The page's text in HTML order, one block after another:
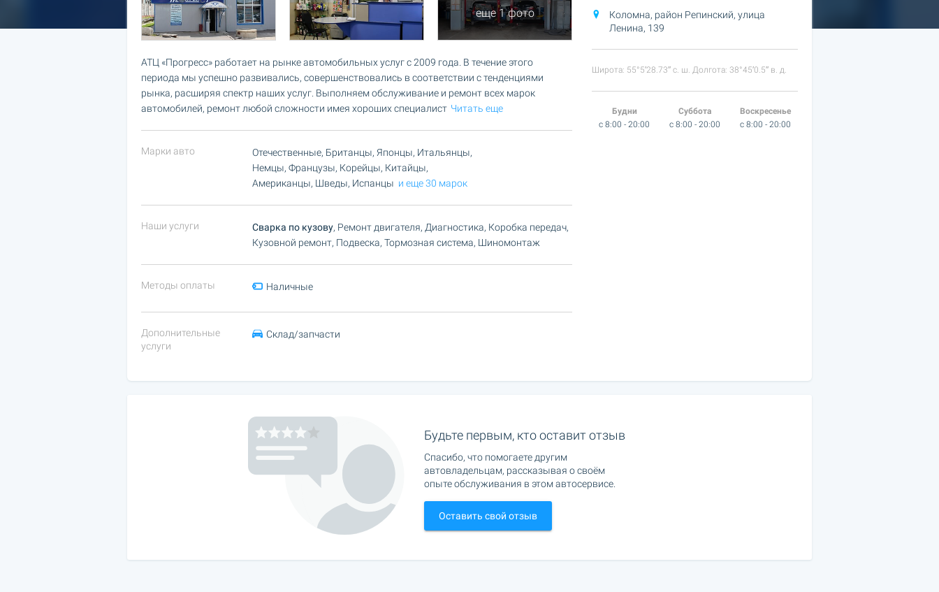
Коломна, район Репинский,улица
Ленина, 139
Широта: 55°5′28.73″ с. ш. Долгота: 38°45′0.5″ в. д.
Будни
c 8:00 - 20:00
Суббота
c 8:00 - 20:00
Воскресенье
c 8:00 - 20:00
еще 1 фото
АТЦ «Прогресс» работает на рынке автомобильных услуг с 2009 года. В течение этого
периода мы успешно развивались, совершенствовались в соответствии с тенденциями
рынка, расширяя спектр наших услуг. Выполняем обслуживание и ремонт всех марок
автомобилей, ремонт любой сложности имея хороших специалист Читать еще
Марки авто
Отечественные, Британцы, Японцы, Итальянцы,
Немцы, Французы, Корейцы, Китайцы,
Американцы, Шведы, Испанцы и еще 30 марок
Наши услуги Сварка по кузову, Ремонт двигателя, Диагностика, Коробка передач,
Кузовной ремонт, Подвеска, Тормозная система, Шиномонтаж
Методы оплаты Наличные
Дополнительные
услуги
Склад/запчасти
Будьте первым, кто оставит отзыв
Спасибо, что помогаете другим
автовладельцам, рассказывая о своём
опыте обслуживания в этом автосервисе.
Оставить свой отзыв